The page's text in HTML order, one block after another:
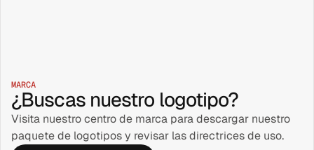
MARCA
¿Buscas nuestro logotipo?
Visita nuestro centro de marca para descargar nuestro
paquete de logotipos y revisar las directrices de uso.